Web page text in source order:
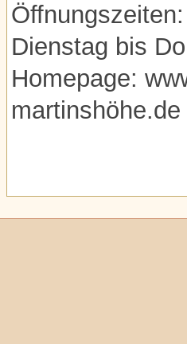
Dienstag bis
Homepage:
martinshöhe.de